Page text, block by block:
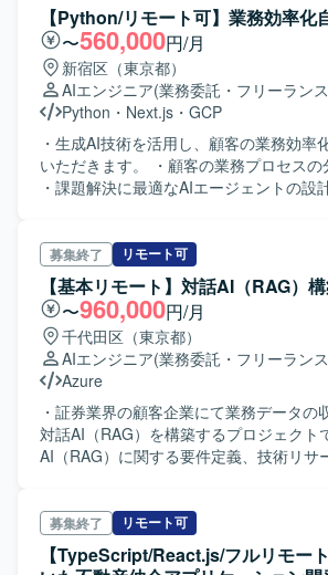
【Python/リモート可】業務効率化
〜560,000円/月
新宿区（東京都）
AIエンジニア(業務委託・フリーラン
Python ・ Next.js ・ GCP
・生成AI技術を活用し、顧客の業務効率
いただきます。 ・顧客の業務プロセスの
・課題解決に最適なAIエージェントの設
募集終了 リモート可
【基本リモート】対話AI（RAG）
〜960,000円/月
千代田区（東京都）
AIエンジニア(業務委託・フリーラン
Azure
・証券業界の顧客企業にて業務データの
対話AI（RAG）を構築するプロジェクト
AI（RAG）に関する要件定義、技術リサ
客への進捗報告／成果報告支援を行います
募集終了 リモート可
【TypeScript/React.js/フルリモー